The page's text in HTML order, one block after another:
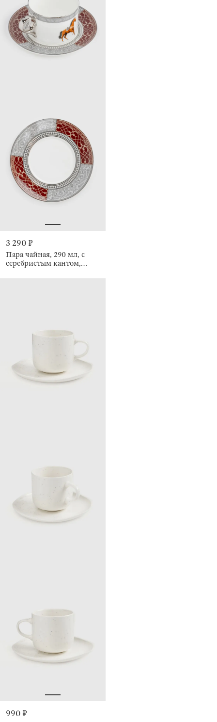
3 290 ₽
Пара чайная, 290 мл, с
серебристым кантом,
990 ₽